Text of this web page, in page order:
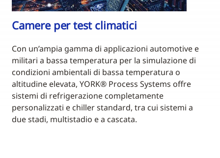
Camere per test climatici
Con un’ampia gamma di applicazioni automotive e
militari a bassa temperatura per la simulazione di
condizioni ambientali di bassa temperatura o
altitudine elevata, YORK® Process Systems offre
sistemi di refrigerazione completamente
personalizzati e chiller standard, tra cui sistemi a
due stadi, multistadio e a cascata.